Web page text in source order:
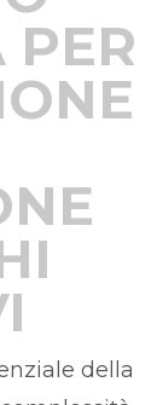
PER
della